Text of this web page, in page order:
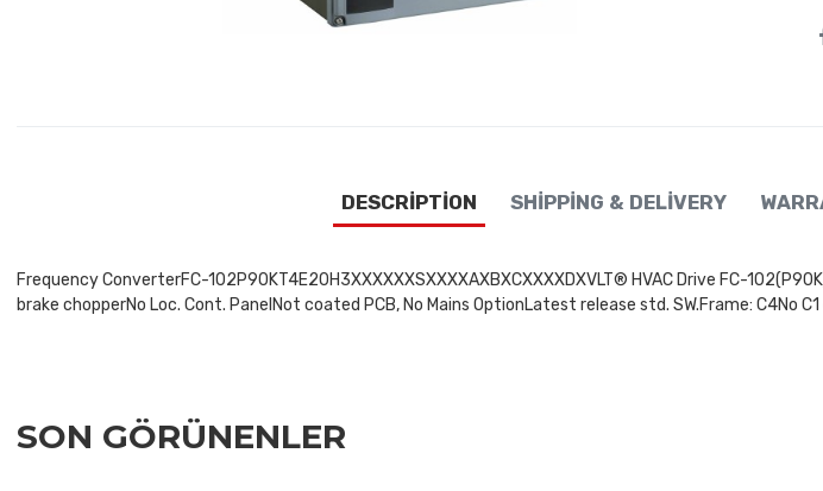
DESCRIPTION SHIPPING & DELIVERY
Frequency ConverterFC-102P90KT4E20H3XXXXXXSXXXXAXBXCXXXXDXVLT® HVAC Drive FC-
brake chopperNo Loc. Cont. PanelNot coated PCB, No Mains OptionLatest release std. SW.Frame: C4No
SON GÖRÜNENLER